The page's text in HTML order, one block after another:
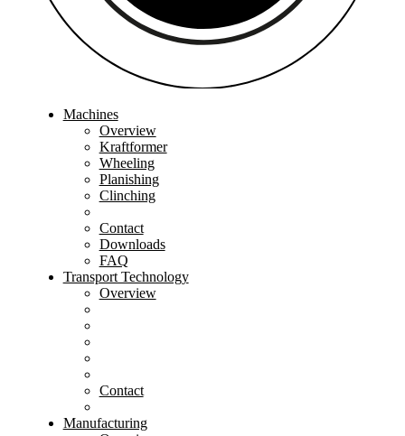
Machines
Overview
Kraftformer
Wheeling
Planishing
Clinching
Contact
Downloads
FAQ
Transport Technology
Overview
Contact
Manufacturing